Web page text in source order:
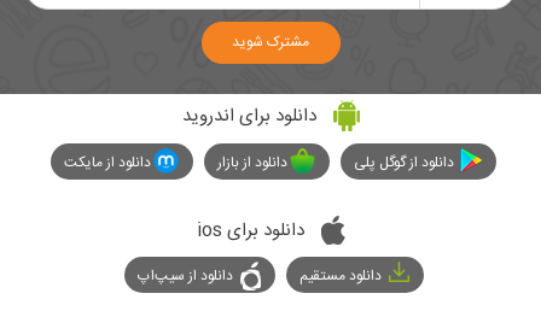
مشترک شوید
دانلود برای اندروید
دانلود از گوگل پلی دانلود از بازار دانلود از مایکت
دانلود برای ios
دانلود مستقیم دانلود از سیپ‌اپ